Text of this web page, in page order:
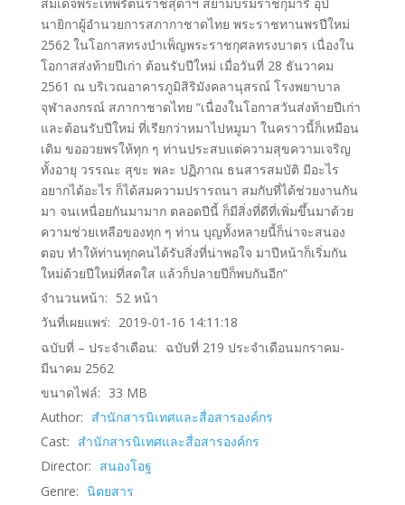
นายิกาผู้อำนวยการสภากาชาดไทย พระราชทานพรปีใหม่
2562 ในโอกาสทรงบำเพ็ญพระราชกุศลทรงบาตร เนื่องใน
โอกาสส่งท้ายปีเก่า ต้อนรับปีใหม่ เมื่อวันที่ 28 ธันวาคม
2561 ณ บริเวณอาคารภูมิสิริมังคลานุสรณ์ โรงพยาบาล
จุฬาลงกรณ์ สภากาชาดไทย “เนื่องในโอกาสวันส่งท้ายปีเก่า
และต้อนรับปีใหม่ ที่เรียกว่าหมาไปหมูมา ในคราวนี้ก็เหมือน
เดิม ขออวยพรให้ทุก ๆ ท่านประสบแต่ความสุขความเจริญ
ทั้งอายุ วรรณะ สุขะ พละ ปฏิภาณ ธนสารสมบัติ มีอะไร
อยากได้อะไร ก็ได้สมความปรารถนา สมกับที่ได้ช่วยงานกัน
มา จนเหนื่อยกันมามาก ตลอดปีนี้ ก็มีสิ่งที่ดีที่เพิ่มขึ้นมาด้วย
ความช่วยเหลือของทุก ๆ ท่าน บุญทั้งหลายนี้ก็น่าจะสนอง
ตอบ ทำให้ท่านทุกคนได้รับสิ่งที่น่าพอใจ มาปีหน้าก็เริ่มกัน
ใหม่ด้วยปีใหม่ที่สดใส แล้วก็ปลายปีก็พบกันอีก”
จำนวนหน้า: 52 หน้า
วันที่เผยแพร่: 2019-01-16 14:11:18
ฉบับที่ – ประจำเดือน: ฉบับที่ 219 ประจำเดือนมกราคม-
มีนาคม 2562
ขนาดไฟล์: 33 MB
Author: สำนักสารนิเทศและสื่อสารองค์กร
Cast: สำนักสารนิเทศและสื่อสารองค์กร
Director: สนองโอฐ
Genre: นิตยสาร